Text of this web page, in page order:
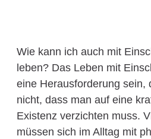
Wie kann ich auch mit
leben? Das Leben mit
eine Herausforderung sein,
nicht, dass man auf eine
Existenz verzichten muss.
müssen sich im Alltag mit